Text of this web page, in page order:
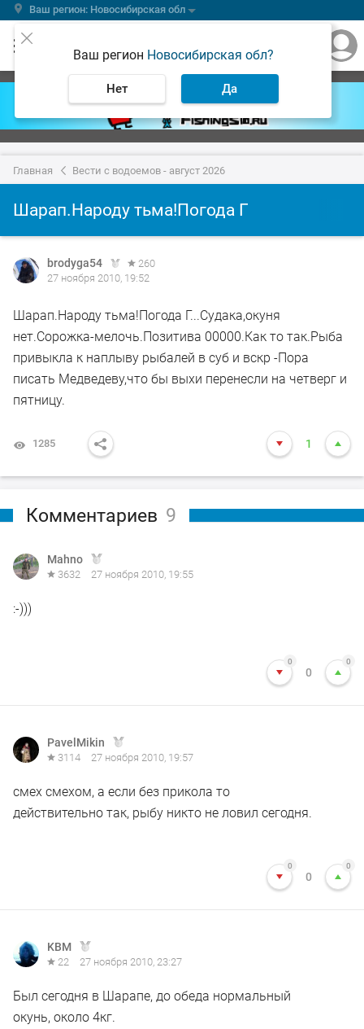
Ваш регион: Новосибирская обл
Ваш регион Новосибирская обл?
Нет Да
Главная Вести с водоемов - август 2026
Шарап.Народу тьма!Погода Г
brodyga54
260
27 ноября 2010, 19:52
Шарап.Народу тьма!Погода Г...Судака,окуня
нет.Сорожка-мелочь.Позитива 00000.Как то так.Рыба
привыкла к наплыву рыбалей в суб и вскр -Пора
писать Медведеву,что бы выхи перенесли на четверг и
пятницу.
1285 1
Комментариев 9
Mahno
3632 27 ноября 2010, 19:55
:-)))
0
0
0
PavelMikin
3114 27 ноября 2010, 19:57
смех смехом, а если без прикола то
действительно так, рыбу никто не ловил сегодня.
0
0
0
KBM
22 27 ноября 2010, 23:27
Был сегодня в Шарапе, до обеда нормальный
окунь, около 4кг.